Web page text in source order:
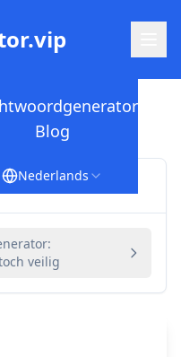
Blog
Nederlands
en toch veilig
veilig